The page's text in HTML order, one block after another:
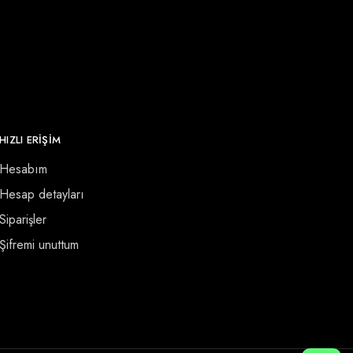
HIZLI ERİŞİM
Hesabım
Hesap detayları
Siparişler
Şifremi unuttum